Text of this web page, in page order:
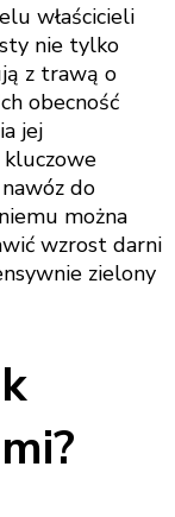
właścicieli
nie tylko
z trawą o
obecność
jej
do
można
wzrost darni
zielony